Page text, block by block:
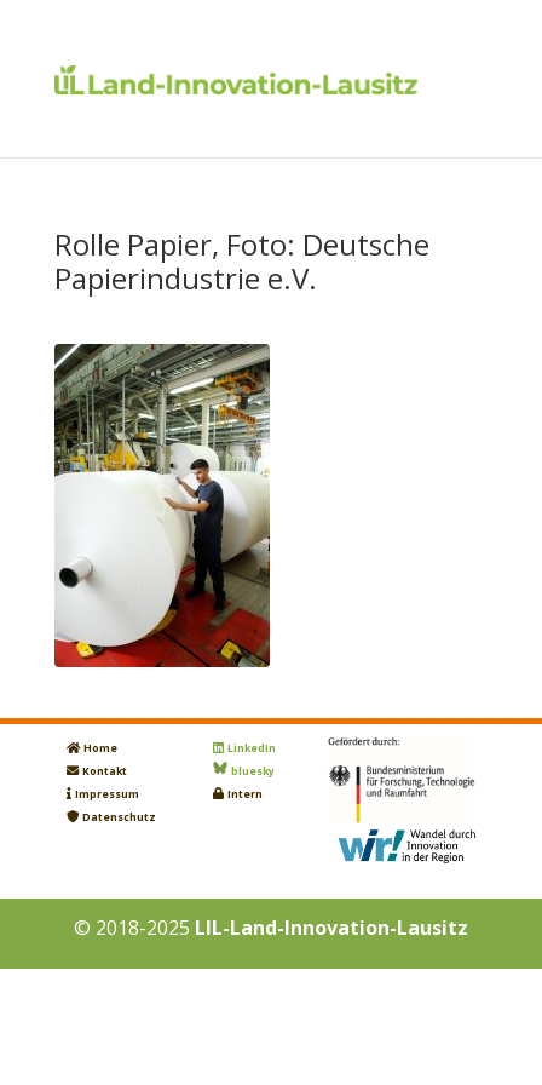
Rolle Papier, Foto: Deutsche
Papierindustrie e.V.
Home
Kontakt
Impressum
Datenschutz
LinkedIn
bluesky
Intern
© 2018-2025 LIL-Land-Innovation-Lausitz